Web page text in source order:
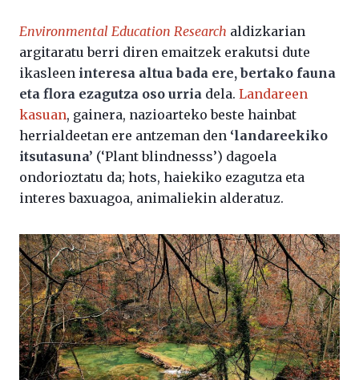
Environmental Education Research aldizkarian
argitaratu berri diren emaitzek erakutsi dute
ikasleen interesa altua bada ere, bertako fauna
eta flora ezagutza oso urria dela. Landareen
kasuan, gainera, nazioarteko beste hainbat
herrialdeetan ere antzeman den ‘landareekiko
itsutasuna’ (‘Plant blindnesss’) dagoela
ondorioztatu da; hots, haiekiko ezagutza eta
interes baxuagoa, animaliekin alderatuz.